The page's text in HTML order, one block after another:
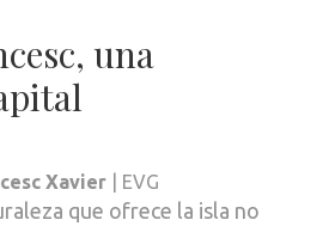
una
Xavier | EVG
que ofrece la isla no